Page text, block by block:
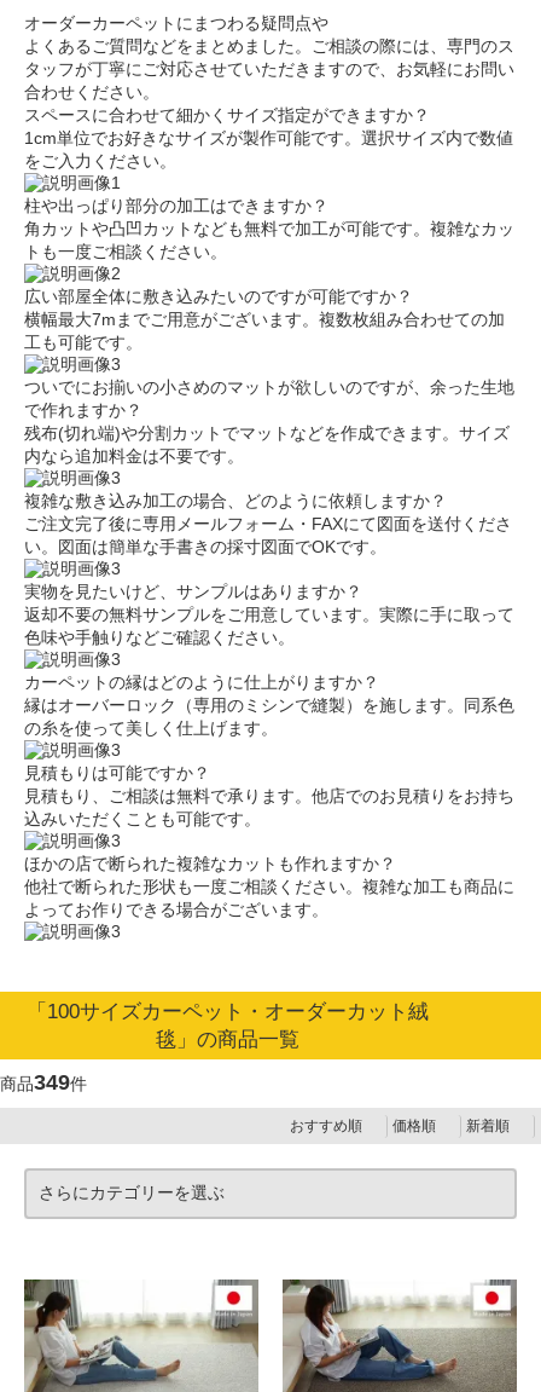
オーダーカーペットにまつわる疑問点や
よくあるご質問などをまとめました。
ご相談の際には、専門のス
タッフが丁寧にご対応させていただきますので、お気軽にお問い
合わせください。
スペースに合わせて細かくサイズ指定ができますか？
1cm単位でお好きなサイズが製作可能です。選択サイズ内で数値
をご入力ください。
柱や出っぱり部分の加工はできますか？
角カットや凸凹カットなども無料で加工が可能です。複雑なカッ
トも一度ご相談ください。
広い部屋全体に敷き込みたいのですが可能ですか？
横幅最大7mまでご用意がございます。複数枚組み合わせての加
工も可能です。
ついでにお揃いの小さめのマットが欲しいのですが、余った生地
で作れますか？
残布(切れ端)や分割カットでマットなどを作成できます。サイズ
内なら追加料金は不要です。
複雑な敷き込み加工の場合、どのように依頼しますか？
ご注文完了後に専用メールフォーム・FAXにて図面を送付くださ
い。図面は簡単な手書きの採寸図面でOKです。
実物を見たいけど、サンプルはありますか？
返却不要の無料サンプルをご用意しています。実際に手に取って
色味や手触りなどご確認ください。
カーペットの縁はどのように仕上がりますか？
縁はオーバーロック（専用のミシンで縫製）を施します。同系色
の糸を使って美しく仕上げます。
見積もりは可能ですか？
見積もり、ご相談は無料で承ります。他店でのお見積りをお持ち
込みいただくことも可能です。
ほかの店で断られた複雑なカットも作れますか？
他社で断られた形状も一度ご相談ください。複雑な加工も商品に
よってお作りできる場合がございます。
「100サイズカーペット・オーダーカット絨
毯」の商品一覧
商品349件
おすすめ順 価格順 新着順
さらにカテゴリーを選ぶ